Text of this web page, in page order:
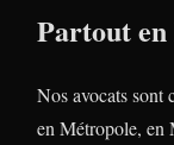
Partout
Nos avocats sont
en Métropole, en